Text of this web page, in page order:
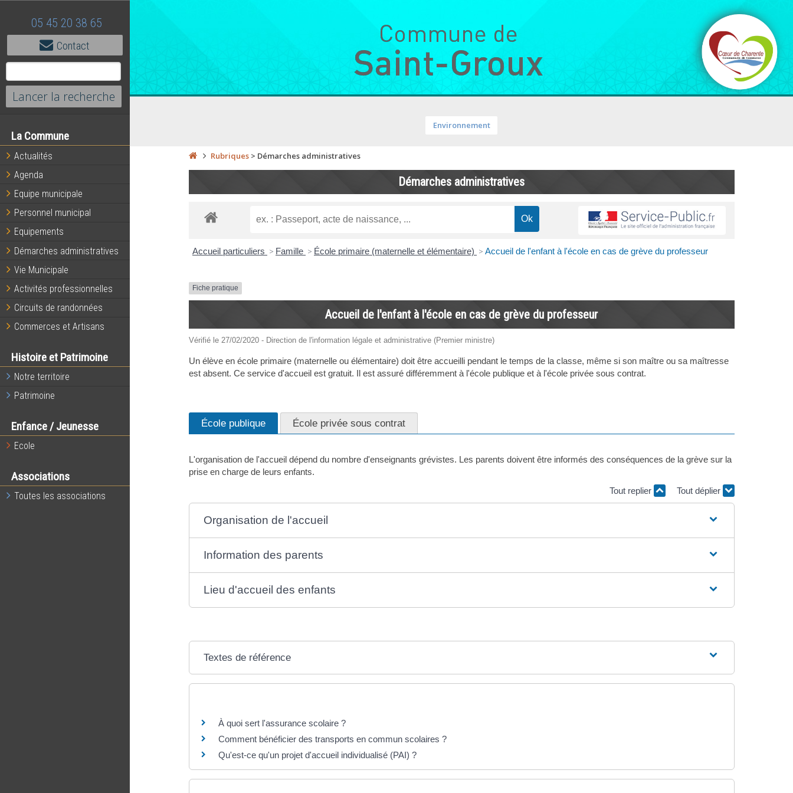
05 45 20 38 65
Contact
La Commune
Actualités
Agenda
Equipe municipale
Personnel municipal
Equipements
Démarches administratives
Vie Municipale
Activités professionnelles
Circuits de randonnées
Commerces et Artisans
Histoire et Patrimoine
Notre territoire
Patrimoine
Enfance / Jeunesse
Ecole
Associations
Toutes les associations
Environnement
Rubriques> Démarches administratives
Démarches administratives
Accueil particuliers > Famille > École primaire (maternelle et élémentaire) > Accueil de l'enfant à l'école en cas de grève du professeur
Fiche pratique
Accueil de l'enfant à l'école en cas de grève du professeur
Vérifié le 27/02/2020 - Direction de l'information légale et administrative (Premier ministre)
Un élève en école primaire (maternelle ou élémentaire) doit être accueilli pendant le temps de la classe, même si son maître ou sa maîtresse
est absent. Ce service d'accueil est gratuit. Il est assuré différemment à l'école publique et à l'école privée sous contrat.
École publique École privée sous contrat
L'organisation de l'accueil dépend du nombre d'enseignants grévistes. Les parents doivent être informés des conséquences de la grève sur la
prise en charge de leurs enfants.
Tout replier
Tout déplier
Organisation de l'accueil
Information des parents
Lieu d'accueil des enfants
Textes de référence
À quoi sert l'assurance scolaire ?
Comment bénéficier des transports en commun scolaires ?
Qu'est-ce qu'un projet d'accueil individualisé (PAI) ?